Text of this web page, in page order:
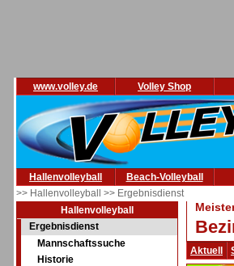
www.volley.de Volley Shop
Hallenvolleyball Beach-Volleyball
>> Hallenvolleyball >> Ergebnisdienst
Hallenvolleyball
Ergebnisdienst
Mannschaftssuche
Historie
Aktuell